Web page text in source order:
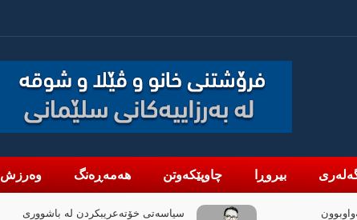
بیروڕا چاوپێکەوتن هەمەڕەنگ وەرزش
سیاسەتی خۆتەعریبکردن لە باشووری